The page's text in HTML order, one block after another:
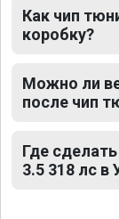
Как чип
коробку?
Можно ли
после чип
Где
3.5 318 лс в